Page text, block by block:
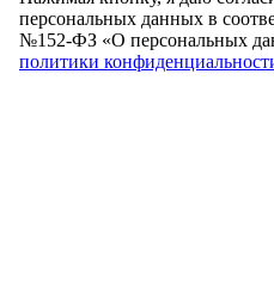
персональных данных в
№152-ФЗ «О персональных
политики